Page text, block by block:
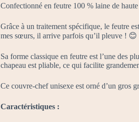
Confectionné en feutre 100 % laine de
Grâce à un traitement spécifique, le feutre
mes sœurs, il arrive parfois qu’il pleuve ! 😊
Sa forme classique en feutre est l’une des
chapeau est pliable, ce qui facilite
Ce couvre-chef unisexe est orné d’un gros
Caractéristiques :